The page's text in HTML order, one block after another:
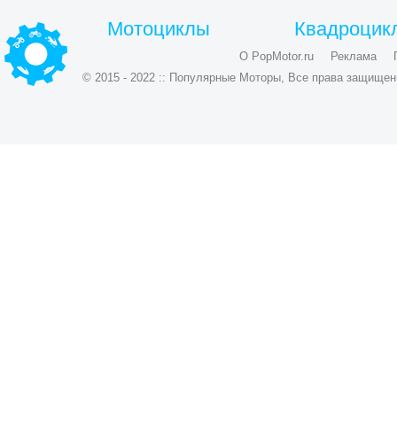
Мотоциклы
О PopMotor.ru Реклама
© 2015 - 2022 :: Популярные Моторы, Все права